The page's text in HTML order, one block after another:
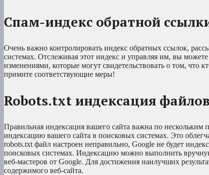
Спам-индекс обратной
Очень важно контролировать индекс обратных ссылок,
системах. Отслеживая этот индекс и управляя им, вы
изменениями, которые могут свидетельствовать о том,
примите соответствующие меры!
Robots.txt индексация файлов
Правильная индексация вашего сайта важна по нескольким
индексацию вашего сайта в поисковых системах. Это
robots.txt файл настроен неправильно, Google не будет
поисковых системах. Индексацию можно выполнить
веб-мастеров от Google. Для достижения наилучших
содержимого веб-сайта.